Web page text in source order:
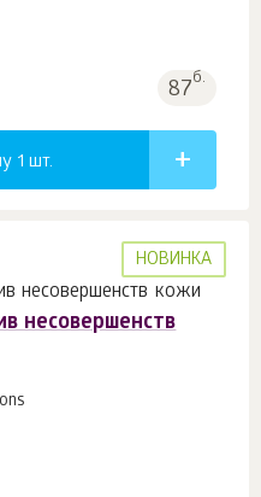
87б.
1 шт.
НОВИНКА
несовершенств